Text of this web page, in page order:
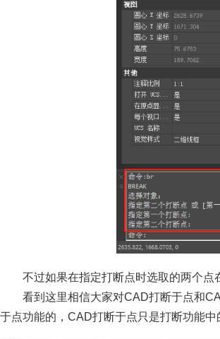
不过如果在指定打断点时选取的两个
看到这里相信大家对CAD打断于点和
于点功能的，CAD打断于点只是打断功能中